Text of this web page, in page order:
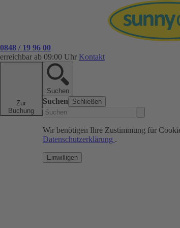
0848 / 19 96 00
erreichbar ab 09:00 Uhr Kontakt
Zur
Buchung
Suchen
Suchen Schließen
Wir benötigen Ihre Zustimmung für
Datenschutzerklärung .
Einwilligen